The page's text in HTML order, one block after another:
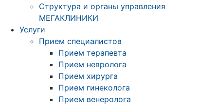
Структура и органы управления
МЕГАКЛИНИКИ
Услуги
Прием специалистов
Прием терапевта
Прием невролога
Прием хирурга
Прием гинеколога
Прием венеролога